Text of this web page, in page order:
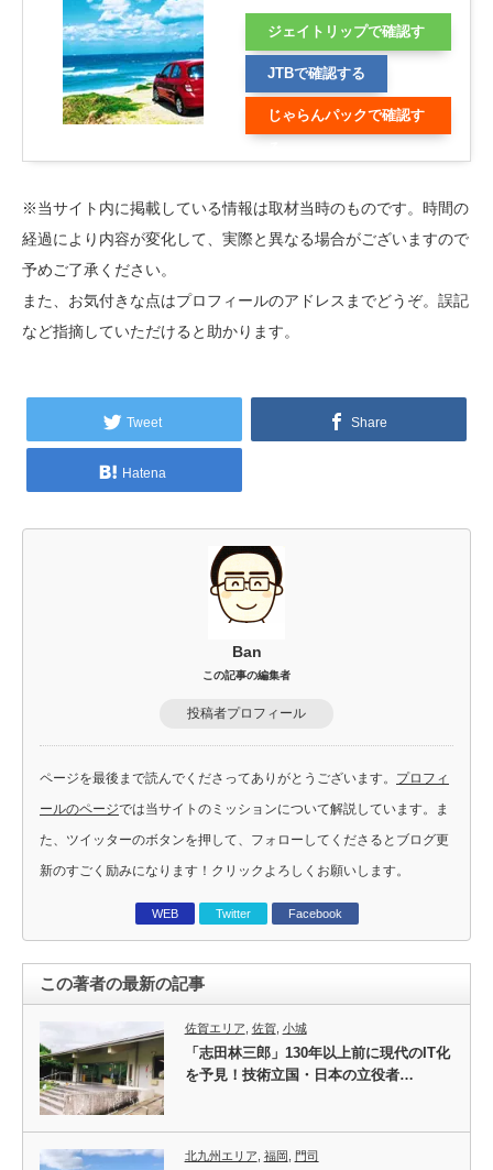
ジェイトリップで確認す
る
JTBで確認する
じゃらんパックで確認す
※当サイト内に掲載している情報は取材当時のものです。時間の
経過により内容が変化して、実際と異なる場合がございますので
予めご了承ください。
また、お気付きな点はプロフィールのアドレスまでどうぞ。誤記
など指摘していただけると助かります。
Tweet Share
Hatena
Ban
この記事の編集者
投稿者プロフィール
ページを最後まで読んでくださってありがとうございます。 プロフィ
ールのページでは当サイトのミッションについて解説しています。ま
た、ツイッターのボタンを押して、フォローしてくださるとブログ更
新のすごく励みになります！クリックよろしくお願いします。
WEB Twitter Facebook
この著者の最新の記事
佐賀エリア 佐賀, 小城
「志田林三郎」130年以上前に現代のIT化
を予見！技術立国・日本の立役者…
北九州エリア 福岡 門司